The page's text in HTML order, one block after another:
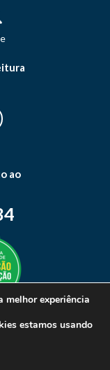
ao
melhor experiência
estamos usando